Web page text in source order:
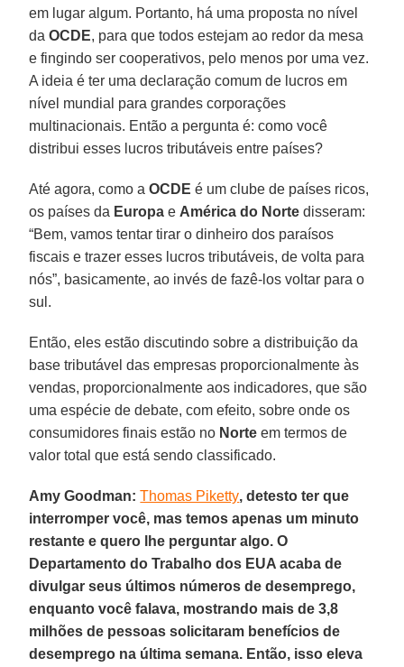
em lugar algum. Portanto, há uma proposta no nível
daOCDE, para que todos estejam ao redor da mesa
e fingindo ser cooperativos, pelo menos por uma vez.
A ideia é ter uma declaração comum de lucros em
nível mundial para grandes corporações
multinacionais. Então a pergunta é: como você
distribui esses lucros tributáveis entre países?
Até agora, como aOCDE é um clube de países ricos,
os países da Europa e América do Norte disseram:
“Bem, vamos tentar tirar o dinheiro dos paraísos
fiscais e trazer esses lucros tributáveis, de volta para
nós”, basicamente, ao invés de fazê-los voltar para o
sul.
Então, eles estão discutindo sobre a distribuição da
base tributável das empresas proporcionalmente às
vendas, proporcionalmente aos indicadores, que são
uma espécie de debate, com efeito, sobre onde os
consumidores finais estão no Norte em termos de
valor total que está sendo classificado.
Amy Goodman:Thomas Piketty, detesto ter que
interromper você, mas temos apenas um minuto
restante e quero lhe perguntar algo. O
Departamento do Trabalho dos EUA acaba de
divulgar seus últimos números de desemprego,
enquanto você falava, mostrando mais de 3,8
milhões de pessoas solicitaram benefícios de
desemprego na última semana. Então, isso eleva